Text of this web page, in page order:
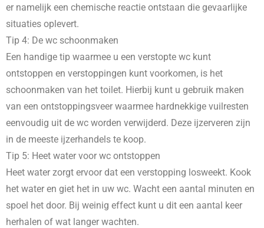
er namelijk een chemische reactie ontstaan die gevaarlijke
situaties oplevert.
Tip 4: De wc schoonmaken
Een handige tip waarmee u een verstopte wc kunt
ontstoppen en verstoppingen kunt voorkomen, is het
schoonmaken van het toilet. Hierbij kunt u gebruik maken
van een ontstoppingsveer waarmee hardnekkige vuilresten
eenvoudig uit de wc worden verwijderd. Deze ijzerveren zijn
in de meeste ijzerhandels te koop.
Tip 5: Heet water voor wc ontstoppen
Heet water zorgt ervoor dat een verstopping losweekt. Kook
het water en giet het in uw wc. Wacht een aantal minuten en
spoel het door. Bij weinig effect kunt u dit een aantal keer
herhalen of wat langer wachten.